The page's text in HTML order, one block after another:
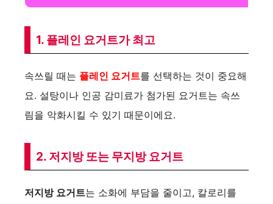
1. 플레인 요거트가 최고
속쓰릴 때는 플레인 요거트를 선택하는 것이 중요해
요. 설탕이나 인공 감미료가 첨가된 요거트는 속쓰
림을 악화시킬 수 있기 때문이에요.
2. 저지방 또는 무지방 요거트
저지방 요거트는 소화에 부담을 줄이고, 칼로리를